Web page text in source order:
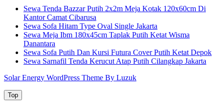
Sewa Tenda Bazzar Putih 2x2m Meja Kotak 120x60cm Di
Kantor Camat Cibarusa
Sewa Sofa Hitam Type Oval Single Jakarta
Sewa Meja Ibm 180x45cm Taplak Putih Ketat Wisma
Danantara
Sewa Sofa Putih Dan Kursi Futura Cover Putih Ketat Depok
Sewa Sarnafil Tenda Kerucut Atap Putih Cilangkap Jakarta
Solar Energy WordPress Theme By Luzuk
Top